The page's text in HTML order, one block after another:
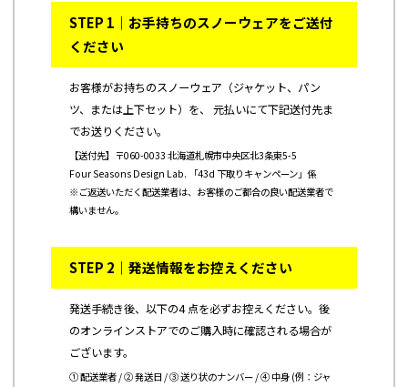
STEP 1｜お手持ちのスノーウェアをご送付
ください
お客様がお持ちのスノーウェア（ジャケット、パン
ツ、または上下セット）を、 元払いにて下記送付先ま
でお送りください。
【送付先】〒060-0033 北海道札幌市中央区北3条東5-5
Four Seasons Design Lab. 「43d 下取りキャンペーン」係
※ご返送いただく配送業者は、お客様のご都合の良い配送業者で
構いません。
STEP 2｜発送情報をお控えください
発送手続き後、以下の4 点を必ずお控えください。後
のオンラインストアでのご購入時に確認される場合が
ございます。
① 配送業者 / ② 発送日 / ③ 送り状のナンバー / ④ 中身 (例：ジャ